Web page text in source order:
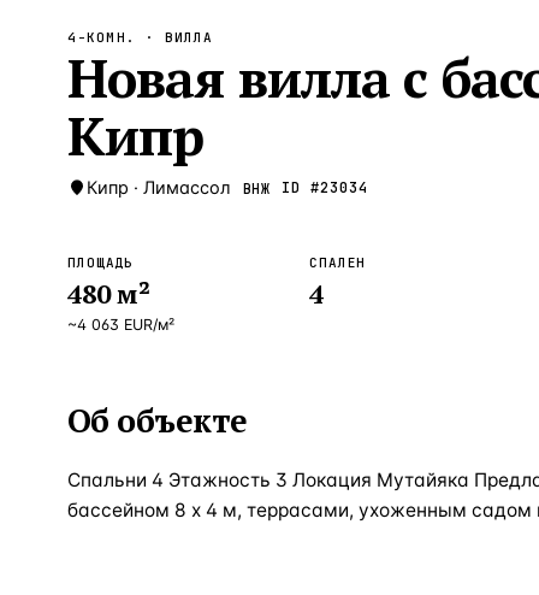
4-КОМН. · ВИЛЛА
Новая вилла с
Кипр
Кипр · Лимассол ВНЖ ID #23034
ПЛОЩАДЬ
480м²
~4 063 EUR/м²
СПАЛЕН
4
Об объекте
Спальни 4 Этажность 3 Локация Мутайяка
бассейном 8 х 4 м, террасами, ухоженным садом